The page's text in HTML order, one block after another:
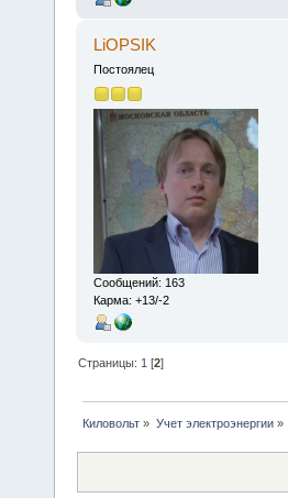
LiOPSIK
Постоялец
Сообщений: 163
Карма: +13/-2
Страницы: 1 [2]
Киловольт » Учет электроэнергии»